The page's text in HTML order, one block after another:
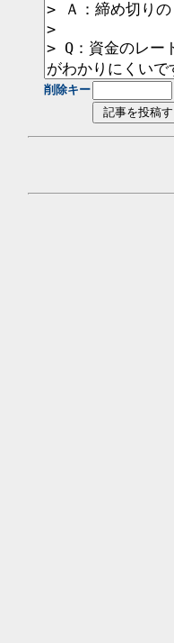
削除キー